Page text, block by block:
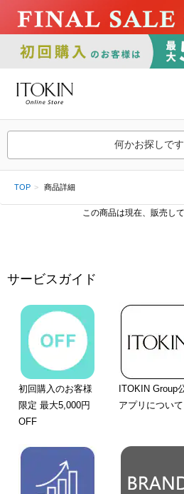
何かお探しで
TOP 商品詳細
この商品は現在、販売し
サービスガイド
初回購入のお客様
限定 最大5,000円
OFF
ITOKIN Group
アプリについて